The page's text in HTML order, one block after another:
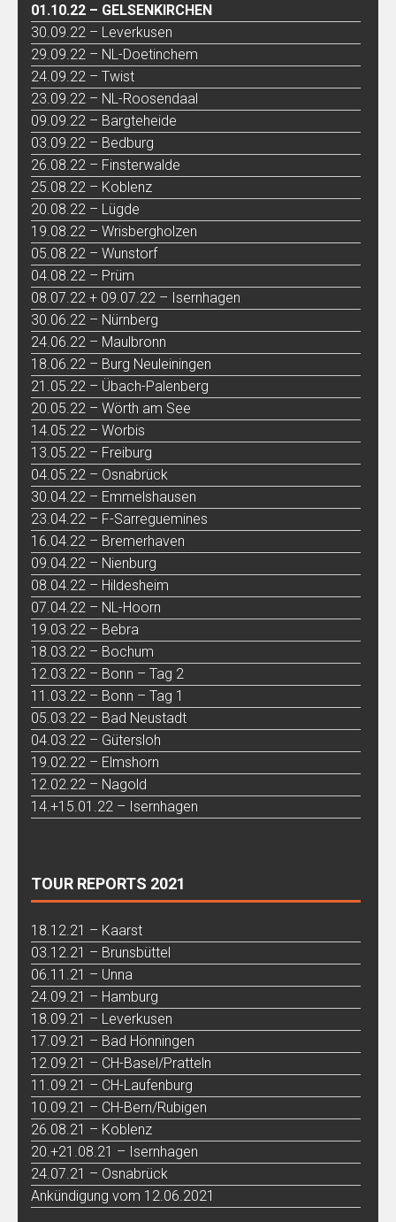
01.10.22 – GELSENKIRCHEN
30.09.22 – Leverkusen
29.09.22 – NL-Doetinchem
24.09.22 – Twist
23.09.22 – NL-Roosendaal
09.09.22 – Bargteheide
03.09.22 – Bedburg
26.08.22 – Finsterwalde
25.08.22 – Koblenz
20.08.22 – Lügde
19.08.22 – Wrisbergholzen
05.08.22 – Wunstorf
04.08.22 – Prüm
08.07.22 + 09.07.22 – Isernhagen
30.06.22 – Nürnberg
24.06.22 – Maulbronn
18.06.22 – Burg Neuleiningen
21.05.22 – Übach-Palenberg
20.05.22 – Wörth am See
14.05.22 – Worbis
13.05.22 – Freiburg
04.05.22 – Osnabrück
30.04.22 – Emmelshausen
23.04.22 – F-Sarreguemines
16.04.22 – Bremerhaven
09.04.22 – Nienburg
08.04.22 – Hildesheim
07.04.22 – NL-Hoorn
19.03.22 – Bebra
18.03.22 – Bochum
12.03.22 – Bonn – Tag 2
11.03.22 – Bonn – Tag 1
05.03.22 – Bad Neustadt
04.03.22 – Gütersloh
19.02.22 – Elmshorn
12.02.22 – Nagold
14.+15.01.22 – Isernhagen
TOUR REPORTS 2021
18.12.21 – Kaarst
03.12.21 – Brunsbüttel
06.11.21 – Unna
24.09.21 – Hamburg
18.09.21 – Leverkusen
17.09.21 – Bad Hönningen
12.09.21 – CH-Basel/Pratteln
11.09.21 – CH-Laufenburg
10.09.21 – CH-Bern/Rubigen
26.08.21 – Koblenz
20.+21.08.21 – Isernhagen
24.07.21 – Osnabrück
Ankündigung vom 12.06.2021